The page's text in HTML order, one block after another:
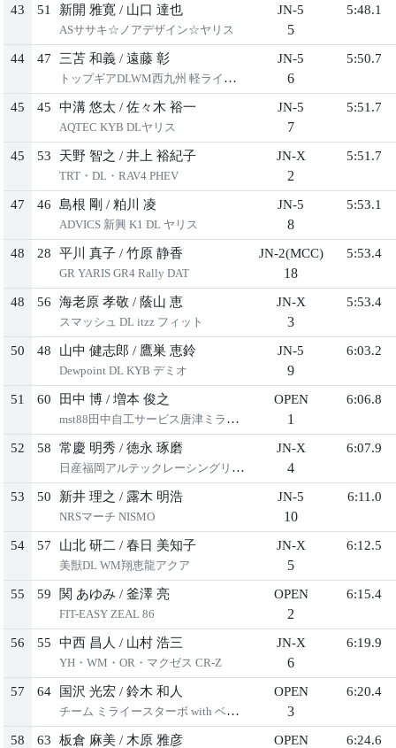
43 51 新開 雅寛 / ⼭⼝ 達也
ASササキ☆ノアデザイン☆ヤリス
JN-5
5
5:48.1
44 47 三苫 和義 / 遠藤 彰
トップギアDLWM⻄九州 軽ライフGK5
JN-5
6
5:50.7
45 45 中溝 悠太 / 佐々⽊ 裕⼀
AQTEC KYB DLヤリス
JN-5
7
5:51.7
45 53 天野 智之 / 井上 裕紀⼦
TRT・DL・RAV4 PHEV
JN-X
2
5:51.7
47 46 島根 剛 / 粕川 凌
ADVICS 新興 K1 DL ヤリス
JN-5
8
5:53.1
48 28 平川 真⼦ / ⽵原 静⾹
GR YARIS GR4 Rally DAT
JN-2(MCC)
18
5:53.4
48 56 海⽼原 孝敬 / 蔭⼭ 恵
スマッシュ DL itzz フィット
JN-X
3
5:53.4
50 48 ⼭中 健志郎 / 鷹巣 恵鈴
Dewpoint DL KYB デミオ
JN-5
9
6:03.2
51 60 ⽥中 博 / 増本 俊之
mst88⽥中⾃⼯サービス唐津ミラージュ
OPEN
1
6:06.8
52 58 常慶 明秀 / 徳永 琢磨
⽇産福岡アルテックレーシングリーフ
JN-X
4
6:07.9
53 50 新井 理之 / 露⽊ 明浩
NRSマーチ NISMO
JN-5
10
6:11.0
54 57 ⼭北 研⼆ / 春⽇ 美知⼦
美獣DL WM翔恵⿓アクア
JN-X
5
6:12.5
55 59 関 あゆみ / 釜澤 亮
FIT-EASY ZEAL 86
OPEN
2
6:15.4
56 55 中⻄ 昌⼈ / ⼭村 浩三
YH・WM・OR・マクゼス CR-Z
JN-X
6
6:19.9
57 64 国沢 光宏 / 鈴⽊ 和⼈
チーム ミライースターボ with ベストカー
OPEN
3
6:20.4
58 63 板倉 ⿇美 / ⽊原 雅彦 OPEN 6:24.6